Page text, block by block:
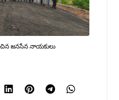
జనసేన నాయకులు